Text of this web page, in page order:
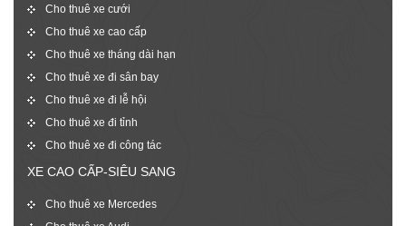
Cho thuê xe cưới
Cho thuê xe cao cấp
Cho thuê xe tháng dài hạn
Cho thuê xe đi sân bay
Cho thuê xe đi lễ hội
Cho thuê xe đi tỉnh
Cho thuê xe đi công tác
XE CAO CẤP-SIÊU SANG
Cho thuê xe Mercedes